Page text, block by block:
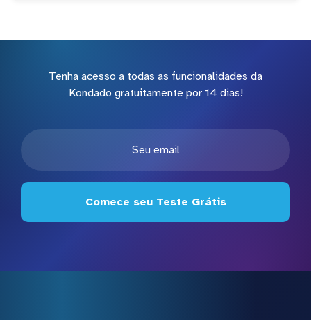
Tenha acesso a todas as funcionalidades da
Kondado gratuitamente por 14 dias!
Comece seu Teste Grátis